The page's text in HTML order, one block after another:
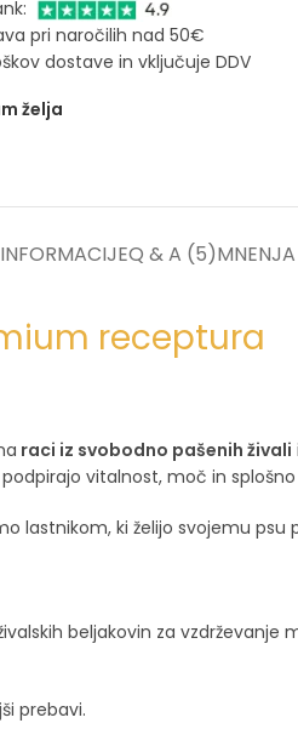
pri naročilih nad 50€
dostave in vključuje DDV
želja
Q & A (5)
receptura
raci iz svobodno pašenih živali
vitalnost, moč in
lastnikom, ki želijo svojemu psu
beljakovin za vzdrževanje
prebavi.